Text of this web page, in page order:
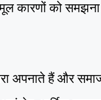
कारणों को
अपनाते हैं और